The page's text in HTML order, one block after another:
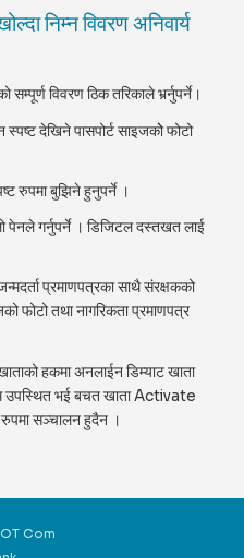
निम्न विवरण अनिवार्य
सम्पूर्ण विवरण ठिक तरिकाले भर्र्नुपर्ने।
देखिने पासपोर्ट साइजकोे फोटो
रुपमा बुझिने हुनुपर्ने ।
पेनले गर्नुपर्ने । डिजिटल दस्तखत लाई
प्रमाणपत्रका साथै संरक्षकको
फोटो तथा नागरिकता प्रमाणपत्र
हकमा अनलाईन डिम्याट खाता
उपस्थित भई बचत खाता Activate
रुपमा सञ्चालन हुदैन ।
Com